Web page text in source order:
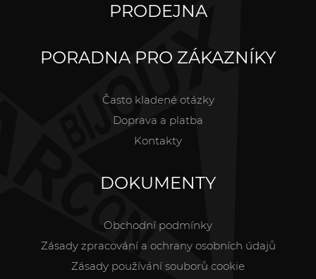
PRODEJNA
PORADNA PRO ZÁKAZNÍKY
Často kladené otázky
Doprava a platba
Kontakty
DOKUMENTY
Obchodní podmínky
Zásady zpracování a ochrany osobních údajů
Zásady používání souborů cookie